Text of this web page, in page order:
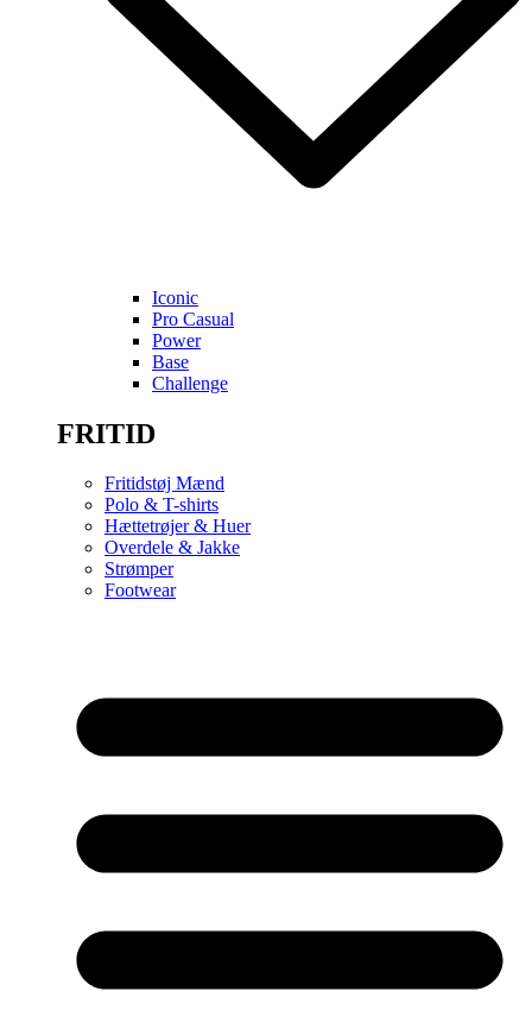
Iconic
Pro Casual
Power
Base
Challenge
FRITID
Fritidstøj Mænd
Polo & T-shirts
Hættetrøjer & Huer
Overdele & Jakke
Strømper
Footwear